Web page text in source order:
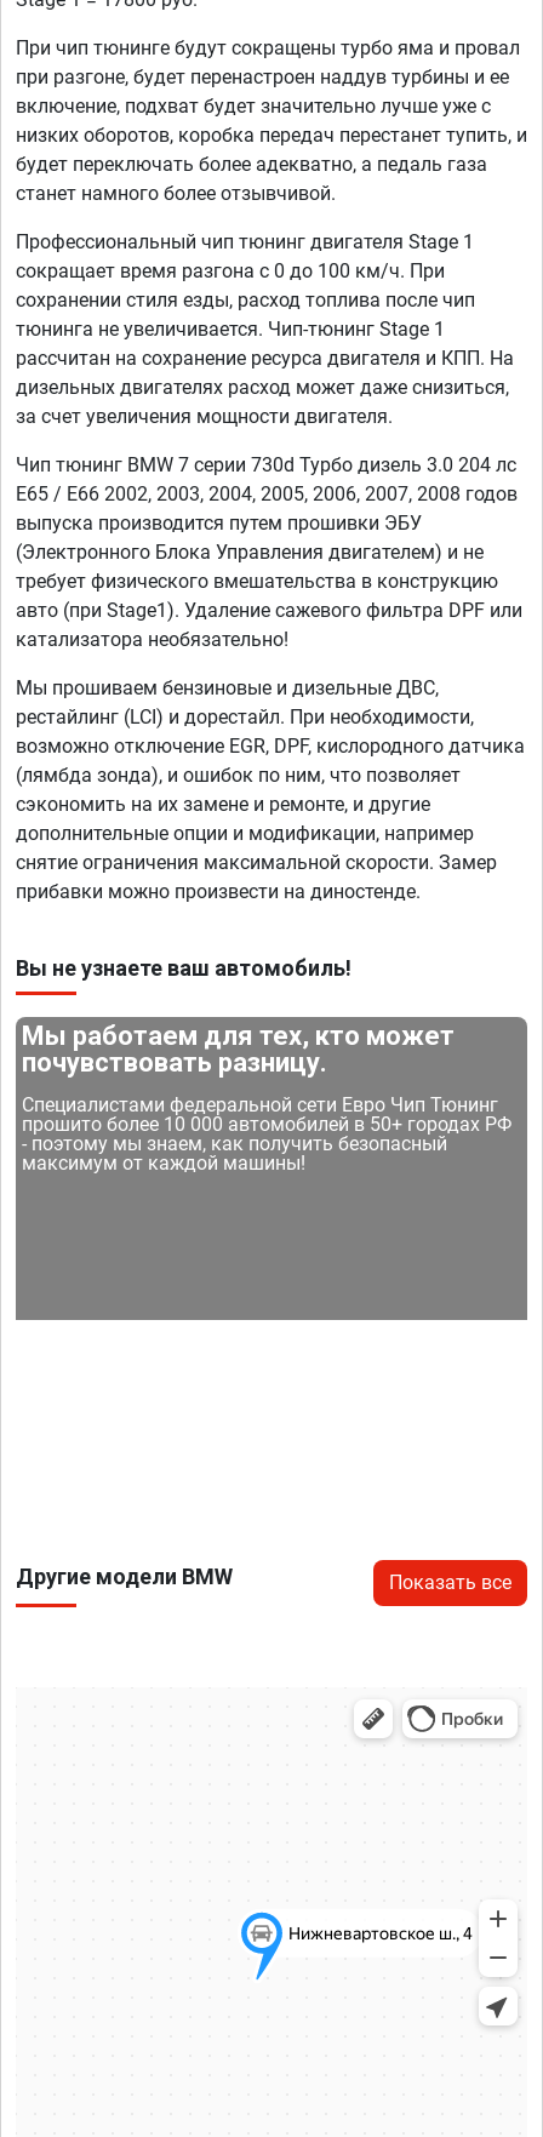
При чип тюнинге будут сокращены турбо яма и провал
при разгоне, будет перенастроен наддув турбины и ее
включение, подхват будет значительно лучше уже с
низких оборотов, коробка передач перестанет тупить, и
будет переключать более адекватно, а педаль газа
станет намного более отзывчивой.
Профессиональный чип тюнинг двигателя Stage 1
сокращает время разгона с 0 до 100 км/ч. При
сохранении стиля езды, расход топлива после чип
тюнинга не увеличивается. Чип-тюнинг Stage 1
рассчитан на сохранение ресурса двигателя и КПП. На
дизельных двигателях расход может даже снизиться,
за счет увеличения мощности двигателя.
Чип тюнинг BMW 7 серии 730d Турбо дизель 3.0 204 лс
E65 / E66 2002, 2003, 2004, 2005, 2006, 2007, 2008 годов
выпуска производится путем прошивки ЭБУ
(Электронного Блока Управления двигателем) и не
требует физического вмешательства в конструкцию
авто (при Stage1). Удаление сажевого фильтра DPF или
катализатора необязательно!
Мы прошиваем бензиновые и дизельные ДВС,
рестайлинг (LCI) и дорестайл. При необходимости,
возможно отключение EGR, DPF, кислородного датчика
(лямбда зонда), и ошибок по ним, что позволяет
сэкономить на их замене и ремонте, и другие
дополнительные опции и модификации, например
снятие ограничения максимальной скорости. Замер
прибавки можно произвести на диностенде.
Вы не узнаете ваш автомобиль!
Мы работаем для тех, кто может
почувствовать разницу.
Специалистами федеральной сети Евро Чип Тюнинг
прошито более 10 000 автомобилей в 50+ городах РФ
- поэтому мы знаем, как получить безопасный
максимум от каждой машины!
Другие модели BMW Показать все